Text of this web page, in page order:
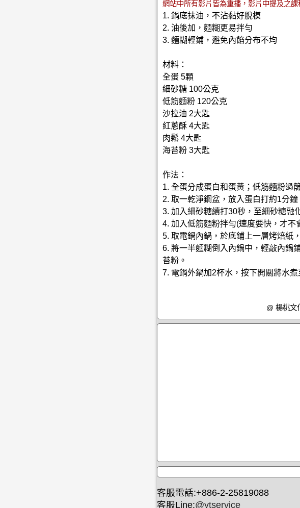
網站中所有影片皆為重播，影片中提及之
1. 鍋底抹油，不沾黏好脫模
2. 油後加，麵糊更易拌勻
3. 麵糊輕鋪，避免內餡分布不均
材料：
全蛋 5顆
細砂糖 100公克
低筋麵粉 120公克
沙拉油 2大匙
紅蔥酥 4大匙
肉鬆 4大匙
海苔粉 3大匙
作法：
1. 全蛋分成蛋白和蛋黃；低筋麵粉過
2. 取一乾淨鋼盆，放入蛋白打約1分
3. 加入細砂糖續打30秒，至細砂糖融
4. 加入低筋麵粉拌勻(速度要快，才不
5. 取電鍋內鍋，於底鋪上一層烤焙紙
6. 將一半麵糊倒入內鍋中，輕敲內鍋
苔粉。
7. 電鍋外鍋加2杯水，按下開關將水
@ 楊桃文
客服電話:+886-2-25819088
客服Line:@ytservice